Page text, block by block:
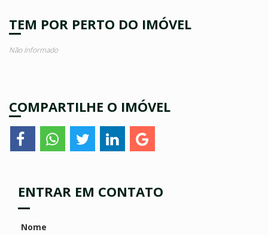
TEM POR PERTO DO IMÓVEL
Não Informado
COMPARTILHE O IMÓVEL
ENTRAR EM CONTATO
Nome